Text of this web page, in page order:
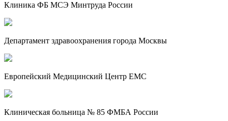
Клиника ФБ МСЭ Минтруда России
Департамент здравоохранения города Москвы
Европейский Медицинский Центр EMC
Клиническая больница № 85 ФМБА России